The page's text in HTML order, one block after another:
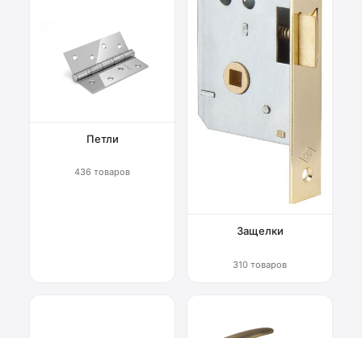
Петли
436 товаров
Защелки
310 товаров